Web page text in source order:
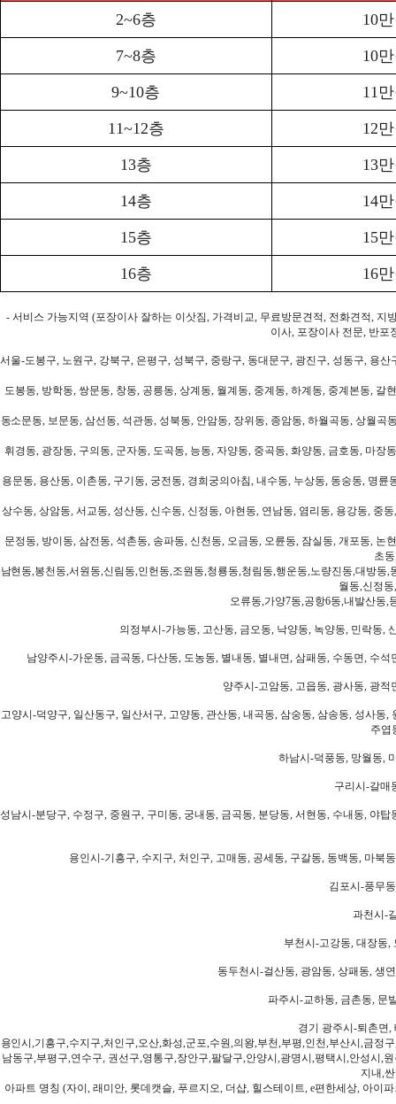
2~6층 10
7~8층 10
9~10층 11
11~12층 12
13층 13
14층 14
15층 15
16층 16
- 서비스 가능지역 (포장이사 잘하는 이삿짐, 가격비교, 무료방문견적, 전화견적,
이사, 포장이사 전문, 반포
서울-도봉구, 노원구, 강북구, 은평구, 성북구, 중랑구, 동대문구, 광진구, 성동구, 용
도봉동, 방학동, 쌍문동, 창동, 공릉동, 상계동, 월계동, 중계동, 하계동, 중계본동,
동소문동, 보문동, 삼선동, 석관동, 성북동, 안암동, 장위동, 종암동, 하월곡동, 상월
휘경동, 광장동, 구의동, 군자동, 도곡동, 능동, 자양동, 중곡동, 화양동, 금호동, 마
용문동, 용산동, 이촌동, 구기동, 궁전동, 경희궁의아침, 내수동, 누상동, 동숭동, 명
상수동, 상암동, 서교동, 성산동, 신수동, 신정동, 아현동, 연남동, 염리동, 용강동, 중
문정동, 방이동, 삼전동, 석촌동, 송파동, 신천동, 오금동, 오륜동, 잠실동, 개포동,
초
남현동,봉천동,서원동,신림동,인헌동,조원동,청룡동,청림동,행운동,노량진동,대방
월동,신정
오류동,가양7동,공항6동,내발산동,
의정부시-가능동, 고산동, 금오동, 낙양동, 녹양동, 민락동,
남양주시-가운동, 금곡동, 다산동, 도농동, 별내동, 별내면, 삼패동, 수동면, 수
양주시-고암동, 고읍동, 광사동, 광
고양시-덕양구, 일산동구, 일산서구, 고양동, 관산동, 내곡동, 삼숭동, 삼송동, 성사
주엽
하남시-덕풍동, 망월동,
구리시-갈매
성남시-분당구, 수정구, 중원구, 구미동, 궁내동, 금곡동, 분당동, 서현동, 수내동, 야
용인시-기흥구, 수지구, 처인구, 고매동, 공세동, 구갈동, 동백동, 마북
김포시-풍무
과천시-
부천시-고강동, 대장동,
동두천시-걸산동, 광암동, 상패동, 생
파주시-교하동, 금촌동, 문
경기 광주시-퇴촌면,
용인시,기흥구,수지구,처인구,오산,화성,군포,수원,의왕,부천,부평,인천,부산시,금
남동구,부평구,연수구, 권선구,영통구,장안구,팔달구,안양시,광명시,평택시,안성시,
지내,
아파트 명칭 (자이, 래미안, 롯데캣슬, 푸르지오, 더샵, 힐스테이트, e편한세상, 아이